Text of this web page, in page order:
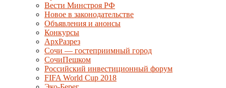
Вести Минстроя РФ
Новое в законодательстве
Объявления и анонсы
Конкурсы
АрхРазрез
Сочи — гостеприимный город
СочиПешком
Российский инвестиционный форум
FIFA World Cup 2018